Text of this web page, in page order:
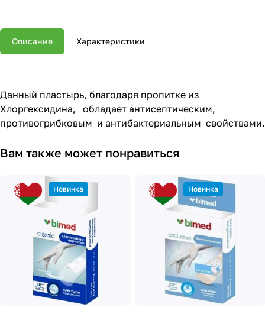
Описание Характеристики
Данный пластырь, благодаря пропитке из
Хлоргексидина, обладает антисептическим,
противогрибковым и антибактериальным свойствами.
Вам также может понравиться
Новинка Новинка